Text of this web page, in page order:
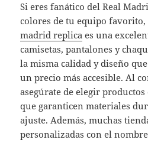
Si eres fanático del Real
colores de tu equipo
madrid replica es una
camisetas, pantalones y
la misma calidad y diseño
un precio más accesible. Al
asegúrate de elegir
que garanticen materiales
ajuste. Además, muchas
personalizadas con el